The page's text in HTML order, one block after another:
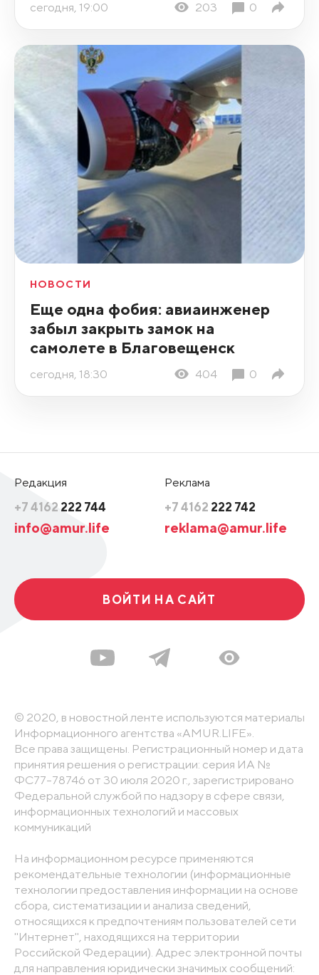
сегодня, 19:00 203 0
НОВОСТИ
Еще одна фобия: авиаинженер
забыл закрыть замок на
самолете в Благовещенск
сегодня, 18:30 404 0
Редакция
+7 4162 222 744
info@amur.life
Реклама
+7 4162 222 742
reklama@amur.life
ВОЙТИ НА САЙТ
© 2020, в новостной ленте используются материалы
Информационного агентства «AMUR.LIFE».
Все права защищены. Регистрационный номер и дата
принятия решения о регистрации: серия ИА №
ФС77-78746 от 30 июля 2020 г., зарегистрировано
Федеральной службой по надзору в сфере связи,
информационных технологий и массовых
коммуникаций
На информационном ресурсе применяются
рекомендательные технологии (информационные
технологии предоставления информации на основе
сбора, систематизации и анализа сведений,
относящихся к предпочтениям пользователей сети
"Интернет", находящихся на территории
Российской Федерации). Адрес электронной почты
для направления юридически значимых сообщений: